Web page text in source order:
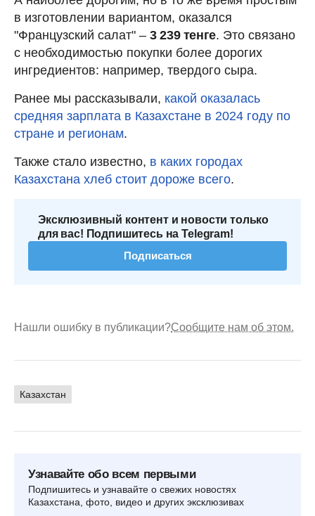
в изготовлении вариантом, оказался
"Французский салат" – 3 239 тенге. Это связано
с необходимостью покупки более дорогих
ингредиентов: например, твердого сыра.
Ранее мы рассказывали, какой оказалась
средняя зарплата в Казахстане в 2024 году по
стране и регионам.
Также стало известно, в каких городах
Казахстана хлеб стоит дороже всего.
Эксклюзивный контент и новости только
для вас! Подпишитесь на Telegram!
Подписаться
Нашли ошибку в публикации?Сообщите нам об этом.
Казахстан
Узнавайте обо всем первыми
Подпишитесь и узнавайте о свежих новостях
Казахстана, фото, видео и других эксклюзивах